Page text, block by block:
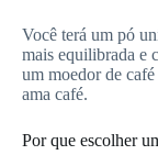
Você terá um pó
mais equilibrada e
um moedor de
ama café.
Por que escolher